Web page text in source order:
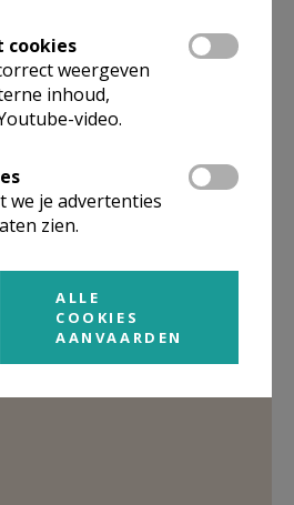
Juni 2026 © Roger Ghysens
cookies
weergeven
inhoud,
video.
we je advertenties
zien.
ALLE
COOKIES
AANVAARDEN